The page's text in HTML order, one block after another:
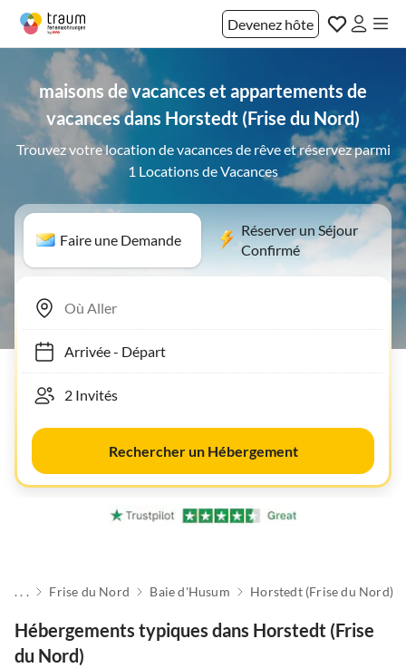
Devenez hôte
maisons de vacances et appartements de
vacances dans Horstedt (Frise du Nord)
Trouvez votre location de vacances de rêve et réservez parmi
1 Locations de Vacances
Faire une Demande
Réserver un Séjour
Confirmé
Arrivée- Départ
Rechercher un Hébergement
. . . Frise du Nord Baie d'Husum Horstedt (Frise du Nord)
Hébergements typiques dans Horstedt (Frise
du Nord)